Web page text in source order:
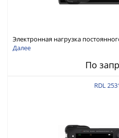
Электронная нагрузка
В, 30 А, 300 Вт
Далее
По
RDL